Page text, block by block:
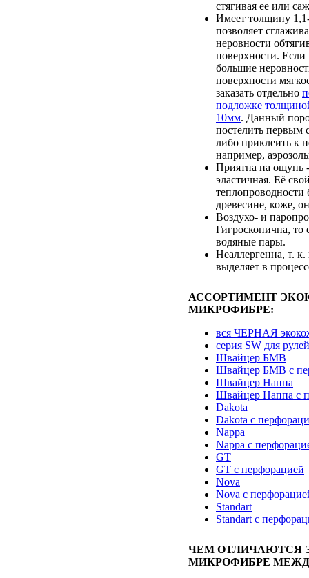
стягивая ее или
Имеет толщину
позволяет
неровности
поверхности.
большие
поверхности
заказать отдельно
подложке
10мм. Данный
постелить первым
либо приклеить к
например,
Приятна на ощупь
эластичная. Её
теплопроводности
древесине, коже,
Воздухо- и
Гигроскопична, то
водяные пары.
Неаллергенна, т. к.
выделяет в
АССОРТИМЕНТ
МИКРОФИБРЕ:
вся ЧЕРНАЯ
серия SW для
Швайцер БМВ
Швайцер БМВ с
Швайцер Наппа
Швайцер Наппа с
Dakota
Dakota с
Nappa
Nappa с
GT
GT с перфорацией
Nova
Nova с
Standart
Standart с
ЧЕМ ОТЛИЧАЮТСЯ
МИКРОФИБРЕ